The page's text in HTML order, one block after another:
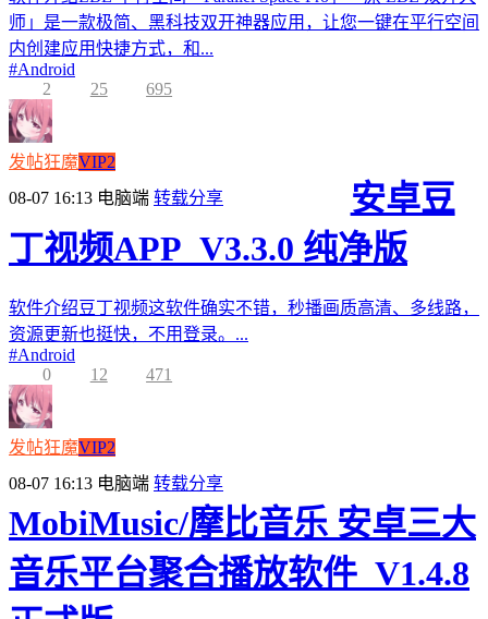
师」是一款极简、黑科技双开神器应用，让您一键在平行空间
内创建应用快捷方式，和...
#Android
2
25 695
发帖狂魔VIP2
08-07 16:13 电脑端 转载分享
安卓豆
丁视频APP_V3.3.0 纯净版
软件介绍豆丁视频这软件确实不错，秒播画质高清、多线路，
资源更新也挺快，不用登录。...
#Android
0
12 471
发帖狂魔VIP2
08-07 16:13 电脑端 转载分享
MobiMusic/摩比音乐 安卓三大
音乐平台聚合播放软件_V1.4.8